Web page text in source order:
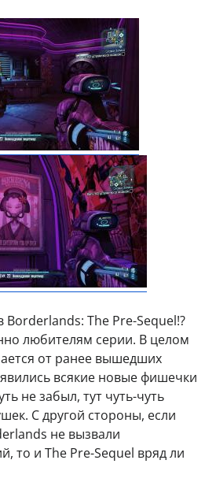
Borderlands: The Pre-Sequel!?
любителям серии. В целом
от ранее вышедших
всякие новые фишечки
не забыл, тут чуть-чуть
С другой стороны, если
не вызвали
то и The Pre-Sequel вряд ли